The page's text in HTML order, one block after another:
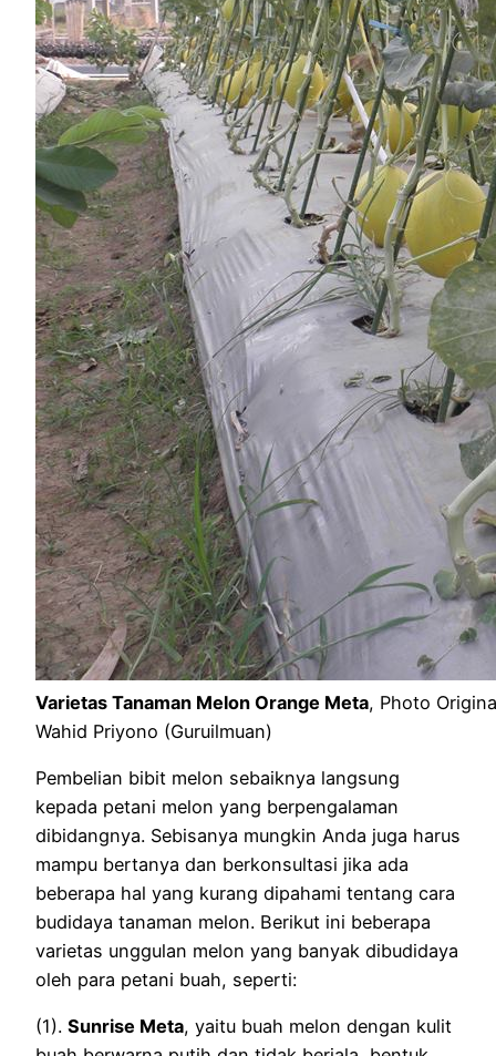
Varietas Tanaman Melon Orange Meta, Photo
Wahid Priyono (Guruilmuan)
Pembelian bibit melon sebaiknya langsung
kepada petani melon yang berpengalaman
dibidangnya. Sebisanya mungkin Anda juga harus
mampu bertanya dan berkonsultasi jika ada
beberapa hal yang kurang dipahami tentang cara
budidaya tanaman melon. Berikut ini beberapa
varietas unggulan melon yang banyak dibudidaya
oleh para petani buah, seperti:
(1). Sunrise Meta, yaitu buah melon dengan kulit